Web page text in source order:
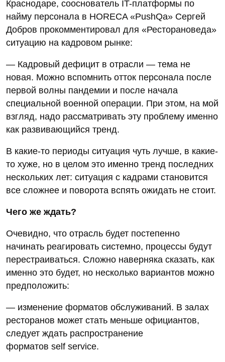
Краснодаре, сооснователь IT-платформы по
найму персонала в НОRECA «PushQa» Сергей
Добров прокомментировал для «Ресторановеда»
ситуацию на кадровом рынке:
— Кадровый дефицит в отрасли — тема не
новая. Можно вспомнить отток персонала после
первой волны пандемии и после начала
специальной военной операции. При этом, на мой
взгляд, надо рассматривать эту проблему именно
как развивающийся тренд.
В какие-то периоды ситуация чуть лучше, в какие-
то хуже, но в целом это именно тренд последних
нескольких лет: ситуация с кадрами становится
все сложнее и поворота вспять ожидать не стоит.
Чего же ждать?
Очевидно, что отрасль будет постепенно
начинать реагировать системно, процессы будут
перестраиваться. Сложно наверняка сказать, как
именно это будет, но несколько вариантов можно
предположить:
— изменение форматов обслуживаний. В залах
ресторанов может стать меньше официантов,
следует ждать распространение
форматов self service.